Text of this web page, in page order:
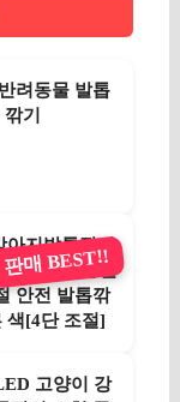
려동물 발톱
깎기
지발톱깎이
양이 반려동물
안전 발톱깎
색[4단 조절]
판매 BEST!!
고양이 강